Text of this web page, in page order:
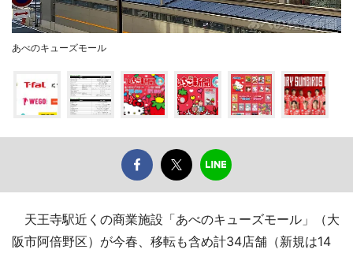
あべのキューズモール
天王寺駅近くの商業施設「あべのキューズモール」（大
阪市阿倍野区）が今春、移転も含め計34店舗（新規は14